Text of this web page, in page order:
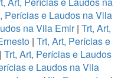
Perícias e Laudos na Vila
na Vila Emir| Trt, Art,
| Trt, Art, Perícias e
| Trt, Art, Perícias e Laudos
e Laudos na Vila